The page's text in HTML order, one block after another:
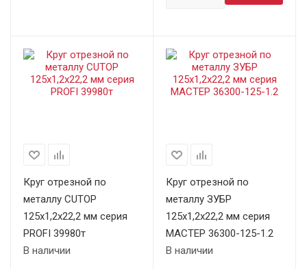
Круг отрезной по
металлу CUTOP
125х1,2х22,2 мм серия
PROFI 39980т
В наличии
Круг отрезной по
металлу ЗУБР
125х1,2х22,2 мм серия
МАСТЕР 36300-125-1.2
В наличии